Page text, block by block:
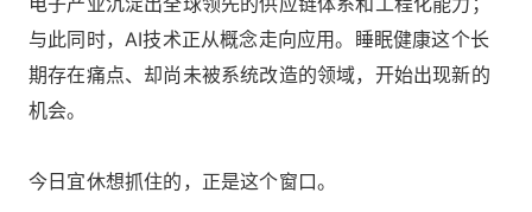
与此同时，AI技术正从概念走向应用。睡眠健康这个长
期存在痛点、却尚未被系统改造的领域，开始出现新的
机会。
今日宜休想抓住的，正是这个窗口。